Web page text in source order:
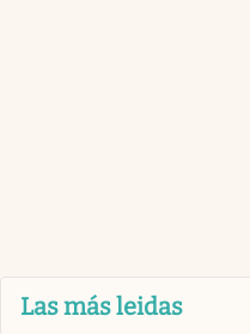
Las más leidas